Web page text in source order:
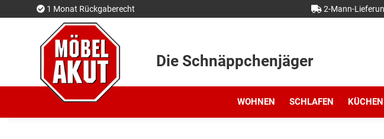
1 Monat Rückgaberecht 2-Mann-
Die Schnäppchenjäger
WOHNEN SCHLAFEN KÜCHEN